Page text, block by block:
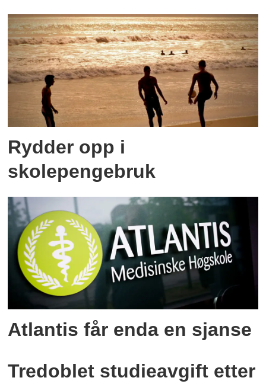
Rydder opp i
skolepengebruk
Atlantis får enda en sjanse
Tredoblet studieavgift etter